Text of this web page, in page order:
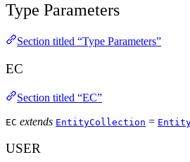
Type Parameters
Section titled “Type Parameters”
EC
Section titled “EC”
EC extends EntityCollection =
USER